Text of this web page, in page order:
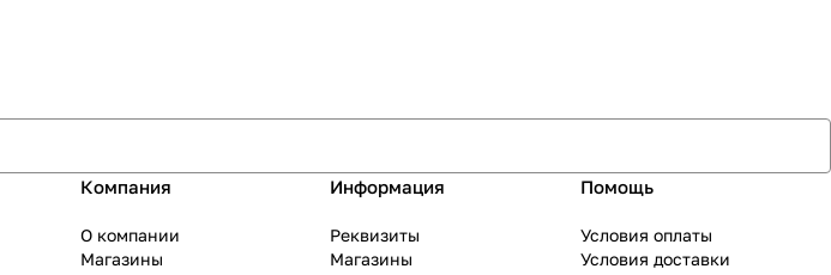
Компания
О компании
Магазины
Информация
Реквизиты
Магазины
Помощь
Условия оплаты
Условия доставки